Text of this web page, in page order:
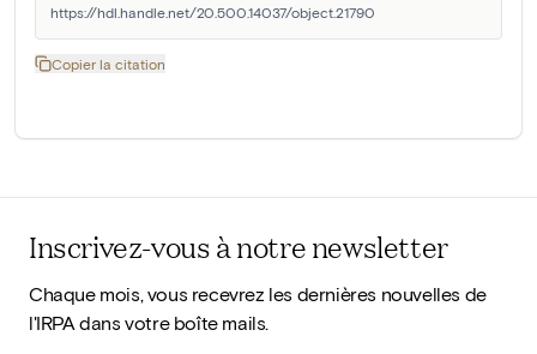
https://hdl.handle.net/20.500.14037/object.21790
Copier la citation
Inscrivez-vous à notre newsletter
Chaque mois, vous recevrez les dernières nouvelles de
l'IRPA dans votre boîte mails.